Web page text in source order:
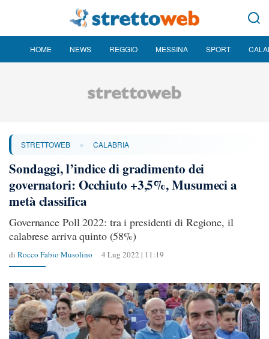
HOME NEWS REGGIO MESSINA SPORT
STRETTOWEB » CALABRIA
Sondaggi, l’indice di gradimento dei
governatori: Occhiuto +3,5%, Musumeci a
metà classifica
Governance Poll 2022: tra i presidenti di Regione, il
calabrese arriva quinto (58%)
di Rocco Fabio Musolino 4 Lug 2022 | 11:19